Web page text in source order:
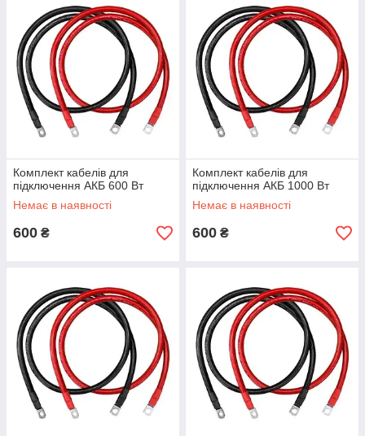
Комплект кабелів для
підключення АКБ 600 Вт
Немає в наявності
600 ₴
Комплект кабелів для
підключення АКБ 1000 Вт
Немає в наявності
600 ₴